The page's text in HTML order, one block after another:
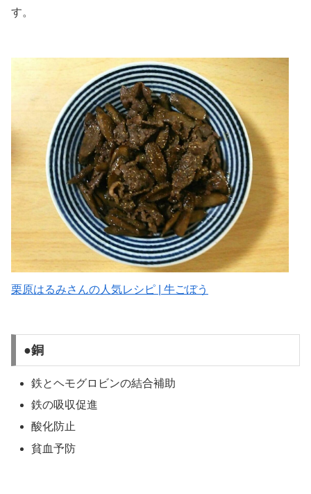
す。
栗原はるみさんの人気レシピ | 牛ごぼう
●銅
鉄とヘモグロビンの結合補助
鉄の吸収促進
酸化防止
貧血予防